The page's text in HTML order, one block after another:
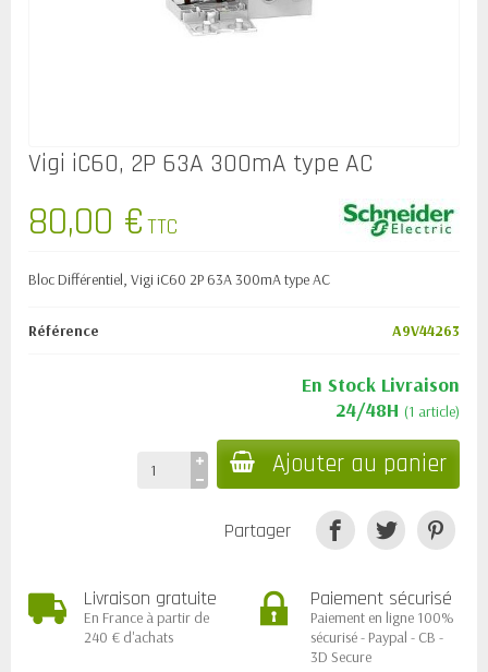
Vigi iC60, 2P 63A 300mA type AC
80,00 €TTC
Bloc Différentiel, Vigi iC60 2P 63A 300mA type AC
Référence A9V44263
En Stock Livraison
24/48H (1 article)
Ajouter au panier
Partager
Livraison gratuite
En France à partir de
240 € d'achats
Paiement sécurisé
Paiement en ligne 100%
sécurisé - Paypal - CB -
3D Secure